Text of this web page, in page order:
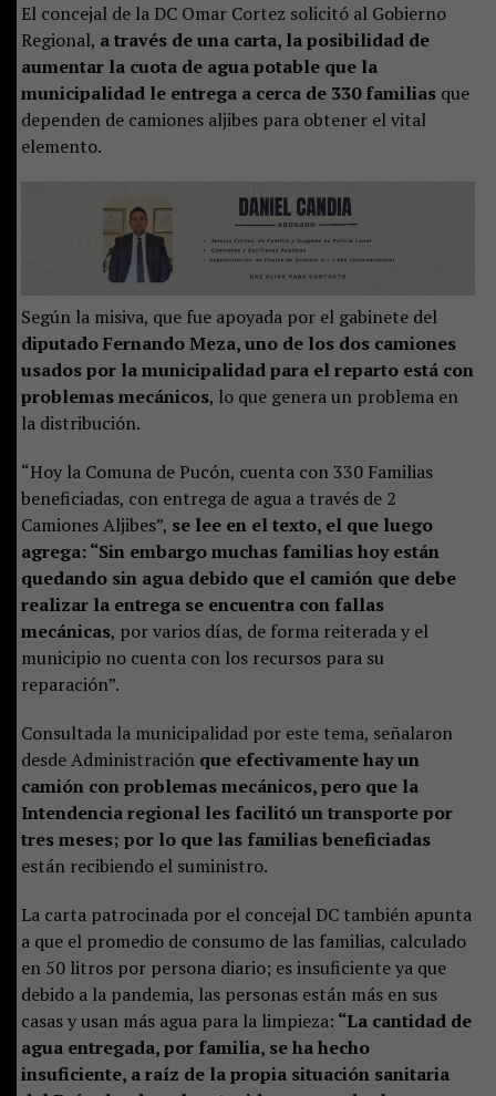
El concejal de la DC Omar Cortez solicitó al Gobierno
Regional, a través de una carta, la posibilidad de
aumentar la cuota de agua potable que la
municipalidad le entrega a cerca de 330 familiasque
dependen de camiones aljibes para obtener el vital
elemento.
Según la misiva, que fue apoyada por el gabinete del
diputado Fernando Meza, uno de los dos camiones
usados por la municipalidad para el reparto está con
problemas mecánicos, lo que genera un problema en
la distribución.
“Hoy la Comuna de Pucón, cuenta con 330 Familias
beneficiadas, con entrega de agua a través de 2
Camiones Aljibes”, se lee en el texto, el que luego
agrega: “Sin embargo muchas familias hoy están
quedando sin agua debido que el camión que debe
realizar la entrega se encuentra con fallas
mecánicas, por varios días, de forma reiterada y el
municipio no cuenta con los recursos para su
reparación”.
Consultada la municipalidad por este tema, señalaron
desde Administración que efectivamente hay un
camión con problemas mecánicos, pero que la
Intendencia regional les facilitó un transporte por
tres meses; por lo que las familias beneficiadas
están recibiendo el suministro.
La carta patrocinada por el concejal DC también apunta
a que el promedio de consumo de las familias, calculado
en 50 litros por persona diario; es insuficiente ya que
debido a la pandemia, las personas están más en sus
casas y usan más agua para la limpieza: “La cantidad de
agua entregada, por familia, se ha hecho
insuficiente, a raíz de la propia situación sanitaria